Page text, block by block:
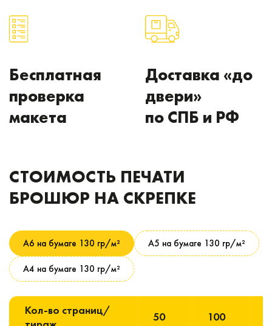
Бесплатная
проверка
макета
Доставка «до
двери»
по СПБ и РФ
СТОИМОСТЬ ПЕЧАТИ
БРОШЮР НА СКРЕПКЕ
А6 на бумаге 130 гр/м² А5 на бумаге 130 гр/м²
А4 на бумаге 130 гр/м²
Кол-во страниц/
50 100